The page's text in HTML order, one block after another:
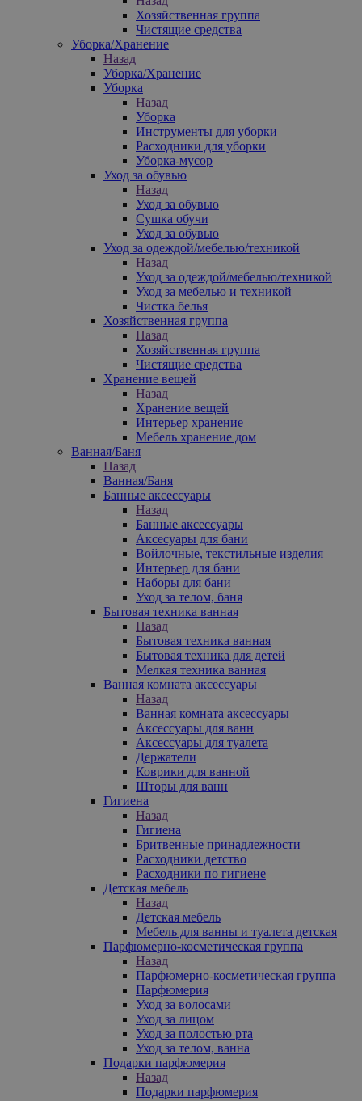
Хозяйственная группа
Чистящие средства
Уборка/Хранение
Назад
Уборка/Хранение
Уборка
Назад
Уборка
Инструменты для уборки
Расходники для уборки
Уборка-мусор
Уход за обувью
Назад
Уход за обувью
Сушка обучи
Уход за обувью
Уход за одеждой/мебелью/техникой
Назад
Уход за одеждой/мебелью/техникой
Уход за мебелью и техникой
Чистка белья
Хозяйственная группа
Назад
Хозяйственная группа
Чистящие средства
Хранение вещей
Назад
Хранение вещей
Интерьер хранение
Мебель хранение дом
Ванная/Баня
Назад
Ванная/Баня
Банные аксессуары
Назад
Банные аксессуары
Аксесуары для бани
Войлочные, текстильные изделия
Интерьер для бани
Наборы для бани
Уход за телом, баня
Бытовая техника ванная
Назад
Бытовая техника ванная
Бытовая техника для детей
Мелкая техника ванная
Ванная комната аксессуары
Назад
Ванная комната аксессуары
Аксессуары для ванн
Аксессуары для туалета
Держатели
Коврики для ванной
Шторы для ванн
Гигиена
Назад
Гигиена
Бритвенные принадлежности
Расходники детство
Расходники по гигиене
Детская мебель
Назад
Детская мебель
Мебель для ванны и туалета детская
Парфюмерно-косметическая группа
Назад
Парфюмерно-косметическая группа
Парфюмерия
Уход за волосами
Уход за лицом
Уход за полостью рта
Уход за телом, ванна
Подарки парфюмерия
Назад
Подарки парфюмерия